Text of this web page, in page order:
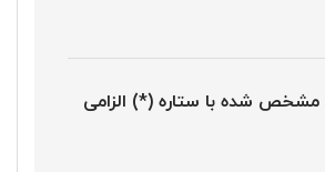
مشخص شده با ستاره (*) الزامی